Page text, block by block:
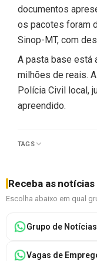
documentos
os pacotes foram
Sinop-MT, com
A pasta base está
milhões de reais.
Polícia Civil local,
apreendido.
TAGS
Receba as
Escolha abaixo em qual
Grupo de Notícias
Vagas de